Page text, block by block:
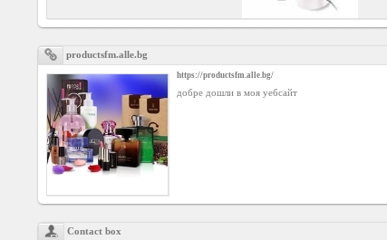
Business
interest
interest
PERSONAL
Login
productsfm.alle.bg
https://productsfm.alle.bg/
добре дошли в моя уебсайт
Contact box